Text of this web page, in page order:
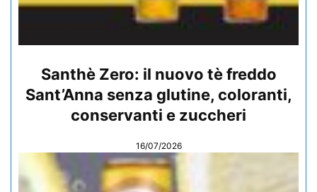
Santhè Zero: il nuovo tè freddo
Sant’Anna senza glutine, coloranti,
conservanti e zuccheri
16/07/2026